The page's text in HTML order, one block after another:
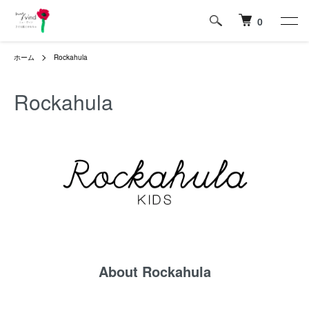
0
ホーム Rockahula
Rockahula
About Rockahula